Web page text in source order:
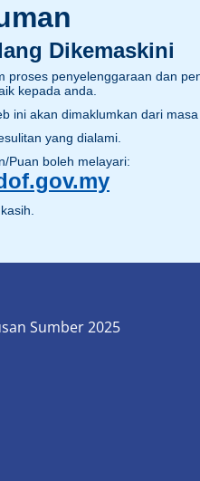
Dikemaskini
penyelenggaraan dan
kepada anda.
ini akan dimaklumkan dari masa
yang dialami.
Puan boleh melayari:
Sumber 2025